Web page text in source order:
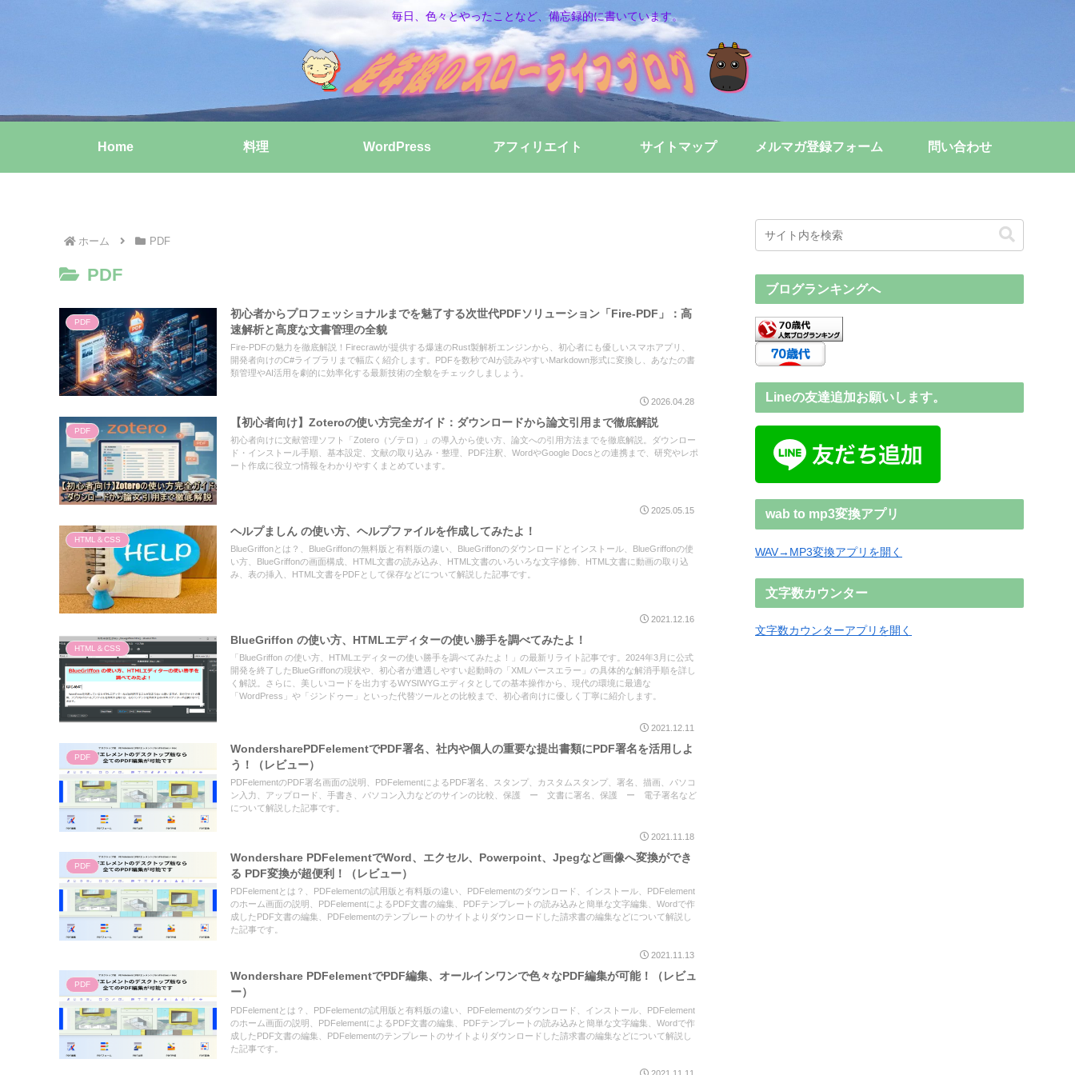
毎日、色々とやったことなど、備忘録的に書いています。
Home 料理 WordPress アフィリエイト サイトマップ メルマガ登録フォーム 問い合わせ
ホーム PDF
PDF
PDF
初心者からプロフェッショナルまでを魅了する次世代PDFソリューション「Fire-PDF」：高
速解析と高度な文書管理の全貌
Fire-PDFの魅力を徹底解説！Firecrawlが提供する爆速のRust製解析エンジンから、初心者にも優しいスマホアプリ、
開発者向けのC#ライブラリまで幅広く紹介します。PDFを数秒でAIが読みやすいMarkdown形式に変換し、あなたの書
類管理やAI活用を劇的に効率化する最新技術の全貌をチェックしましょう。
2026.04.28
PDF
【初心者向け】Zoteroの使い方完全ガイド：ダウンロードから論文引用まで徹底解説
初心者向けに文献管理ソフト「Zotero（ゾテロ）」の導入から使い方、論文への引用方法までを徹底解説。ダウンロー
ド・インストール手順、基本設定、文献の取り込み・整理、PDF注釈、WordやGoogle Docsとの連携まで、研究やレポ
ート作成に役立つ情報をわかりやすくまとめています。
2025.05.15
HTML＆CSS
ヘルプましん の使い方、ヘルプファイルを作成してみたよ！
BlueGriffonとは？、BlueGriffonの無料版と有料版の違い、BlueGriffonのダウンロードとインストール、BlueGriffonの使
い方、BlueGriffonの画面構成、HTML文書の読み込み、HTML文書のいろいろな文字修飾、HTML文書に動画の取り込
み、表の挿入、HTML文書をPDFとして保存などについて解説した記事です。
2021.12.16
HTML＆CSS
BlueGriffon の使い方、HTMLエディターの使い勝手を調べてみたよ！
「BlueGriffon の使い方、HTMLエディターの使い勝手を調べてみたよ！」の最新リライト記事です。2024年3月に公式
開発を終了したBlueGriffonの現状や、初心者が遭遇しやすい起動時の「XMLパースエラー」の具体的な解消手順を詳し
く解説。さらに、美しいコードを出力するWYSIWYGエディタとしての基本操作から、現代の環境に最適な
「WordPress」や「ジンドゥー」といった代替ツールとの比較まで、初心者向けに優しく丁寧に紹介します。
2021.12.11
PDF
WondersharePDFelementでPDF署名、社内や個人の重要な提出書類にPDF署名を活用しよ
う！（レビュー）
PDFelementのPDF署名画面の説明、PDFelementによるPDF署名、スタンプ、カスタムスタンプ、署名、描画、パソコ
ン入力、アップロード、手書き、パソコン入力などのサインの比較、保護 ー 文書に署名、保護 ー 電子署名など
について解説した記事です。
2021.11.18
PDF
Wondershare PDFelementでWord、エクセル、Powerpoint、Jpegなど画像へ変換ができ
る PDF変換が超便利！（レビュー）
PDFelementとは？、PDFelementの試用版と有料版の違い、PDFelementのダウンロード、インストール、PDFelement
のホーム画面の説明、PDFelementによるPDF文書の編集、PDFテンプレートの読み込みと簡単な文字編集、Wordで作
成したPDF文書の編集、PDFelementのテンプレートのサイトよりダウンロードした請求書の編集などについて解説し
た記事です。
2021.11.13
PDF
Wondershare PDFelementでPDF編集、オールインワンで色々なPDF編集が可能！（レビュ
ー）
PDFelementとは？、PDFelementの試用版と有料版の違い、PDFelementのダウンロード、インストール、PDFelement
のホーム画面の説明、PDFelementによるPDF文書の編集、PDFテンプレートの読み込みと簡単な文字編集、Wordで作
成したPDF文書の編集、PDFelementのテンプレートのサイトよりダウンロードした請求書の編集などについて解説し
た記事です。
ブログランキングへ
Lineの友達追加お願いします。
wab to mp3変換アプリ
WAV→MP3変換アプリを開く
文字数カウンター
文字数カウンターアプリを開く